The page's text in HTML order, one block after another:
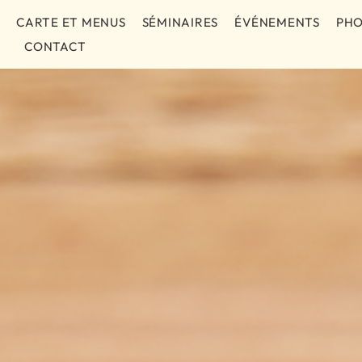
CARTE ET MENUS SÉMINAIRES ÉVÉNEMENTS
CONTACT